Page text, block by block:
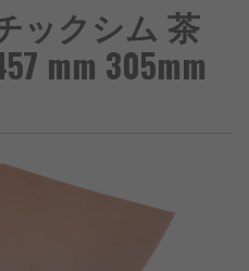
ックシム 茶
mm 305mm